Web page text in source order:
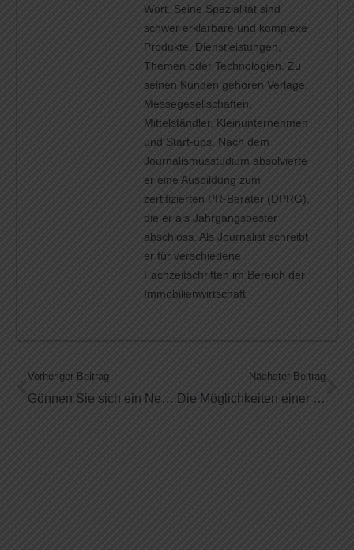
Wort. Seine Spezialität sind
schwer erklärbare und komplexe
Produkte, Dienstleistungen,
Themen oder Technologien. Zu
seinen Kunden gehören Verlage,
Messegesellschaften,
Mittelständler, Kleinunternehmen
und Start-ups. Nach dem
Journalismusstudium absolvierte
er eine Ausbildung zum
zertifizierten PR-Berater (DPRG),
die er als Jahrgangsbester
abschloss. Als Journalist schreibt
er für verschiedene
Fachzeitschriften im Bereich der
Immobilienwirtschaft.
Vorheriger Beitrag
Gönnen Sie sich ein Netzwerk-Highlight: Die Unternehmerreise
Nächster Beitrag
Die Möglichkeiten einer guten Netzwerkveranstaltung